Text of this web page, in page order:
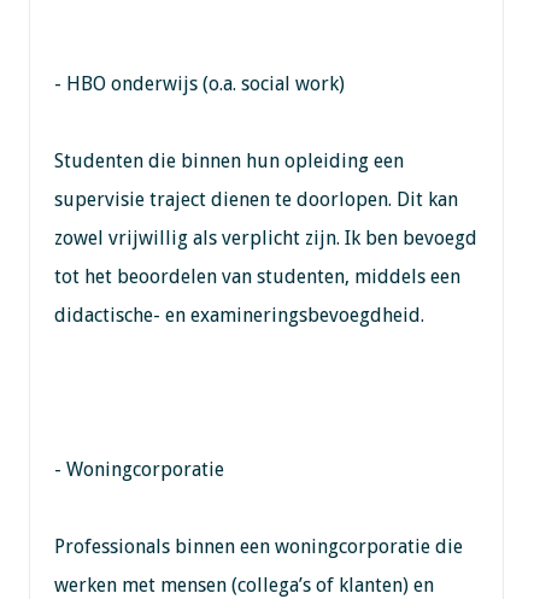
- HBO onderwijs (o.a. social work)
Studenten die binnen hun opleiding een
supervisie traject dienen te doorlopen. Dit kan
zowel vrijwillig als verplicht zijn. Ik ben bevoegd
tot het beoordelen van studenten, middels een
didactische- en examineringsbevoegdheid.
- Woningcorporatie
Professionals binnen een woningcorporatie die
werken met mensen (collega’s of klanten) en